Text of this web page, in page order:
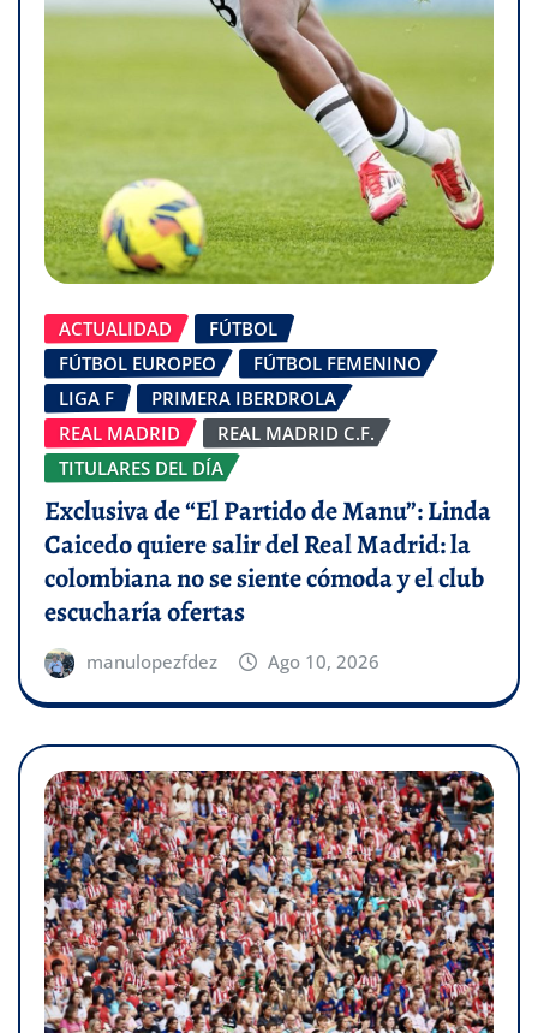
ACTUALIDAD
FÚTBOL
FÚTBOL EUROPEO
FÚTBOL FEMENINO
LIGA F
PRIMERA IBERDROLA
REAL MADRID
REAL MADRID C.F.
TITULARES DEL DÍA
Exclusiva de “El Partido de Manu”: Linda
Caicedo quiere salir del Real Madrid: la
colombiana no se siente cómoda y el club
escucharía ofertas
manulopezfdez Ago 10, 2026